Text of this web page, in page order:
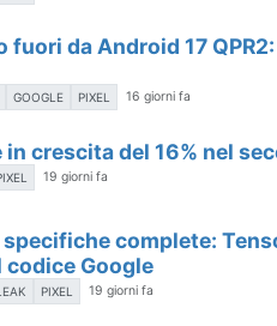
fuori da Android 17
GOOGLE PIXEL 16 giorni fa
in crescita del 16% nel
19 giorni fa
specifiche complete:
codice Google
PIXEL 19 giorni fa